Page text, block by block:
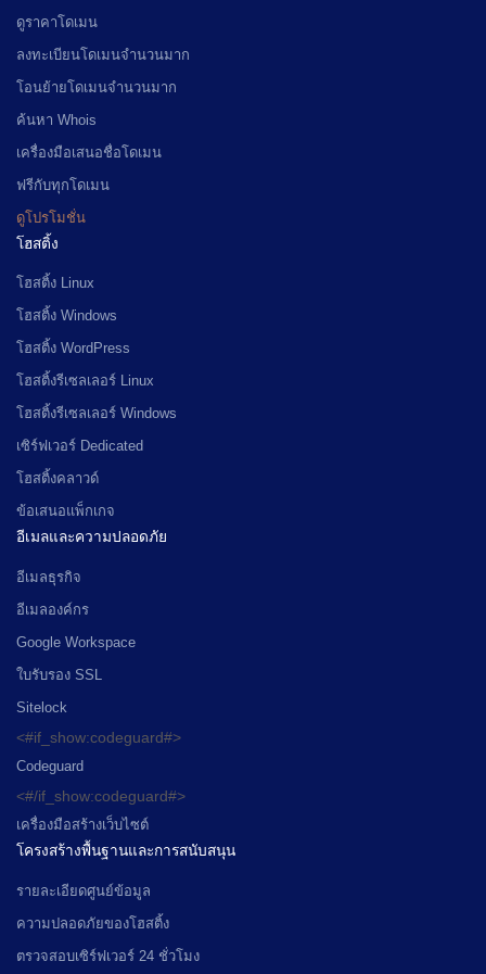
ดูราคาโดเมน
ลงทะเบียนโดเมนจำนวนมาก
โอนย้ายโดเมนจำนวนมาก
ค้นหา Whois
เครื่องมือเสนอชื่อโดเมน
ฟรีกับทุกโดเมน
ดูโปรโมชั่น
โฮสติ้ง
โฮสติ้ง Linux
โฮสติ้ง Windows
โฮสติ้ง WordPress
โฮสติ้งรีเซลเลอร์ Linux
โฮสติ้งรีเซลเลอร์ Windows
เซิร์ฟเวอร์ Dedicated
โฮสติ้งคลาวด์
ข้อเสนอแพ็กเกจ
อีเมลและความปลอดภัย
อีเมลธุรกิจ
อีเมลองค์กร
Google Workspace
ใบรับรอง SSL
Sitelock
<#if_show:codeguard#>
Codeguard
<#/if_show:codeguard#>
เครื่องมือสร้างเว็บไซต์
โครงสร้างพื้นฐานและการสนับสนุน
รายละเอียดศูนย์ข้อมูล
ความปลอดภัยของโฮสติ้ง
ตรวจสอบเซิร์ฟเวอร์ 24 ชั่วโมง